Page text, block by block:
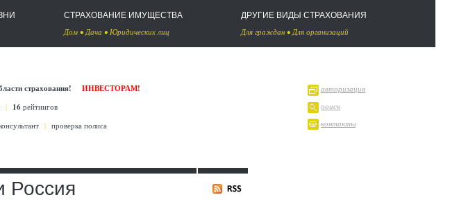
СТРАХОВАНИЕ ИМУЩЕСТВА
Дом •Дача • Юридических лиц
ДРУГИЕ ВИДЫ СТРАХОВАНИЯ
Для граждан •Для организаций
страхования!
ИНВЕСТОРАМ!
| 16 рейтингов
| проверка полиса
авторизация
поиск
контакты
Россия